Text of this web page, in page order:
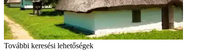
További keresési lehetőségek